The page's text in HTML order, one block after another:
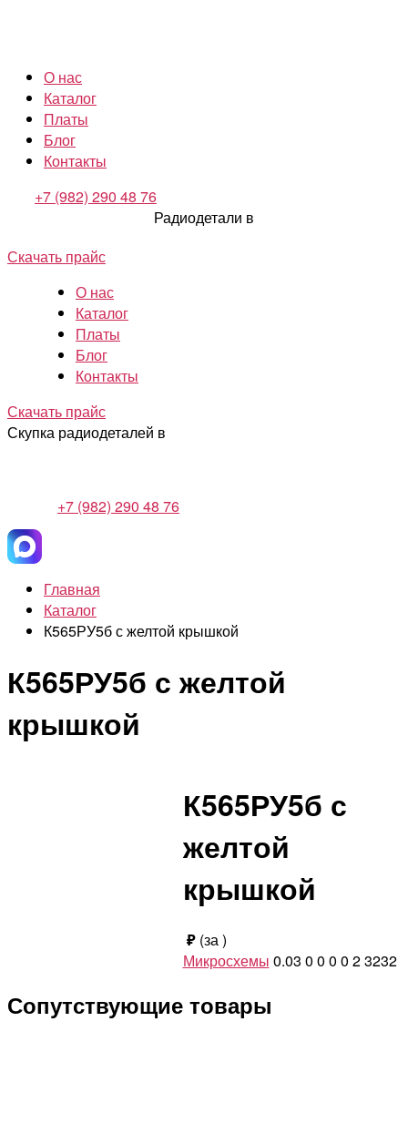
О нас
Каталог
Платы
Блог
Контакты
+7 (982) 290 48 76
Радиодетали в
Скачать прайс
О нас
Каталог
Платы
Блог
Контакты
Скачать прайс
Скупка радиодеталей в
+7 (982) 290 48 76
Главная
Каталог
К565РУ5б с желтой крышкой
К565РУ5б с желтой
крышкой
К565РУ5б с
желтой
крышкой
₽ (за)
Микросхемы 0.03 0 0 0 0 23232
Сопутствующие товары